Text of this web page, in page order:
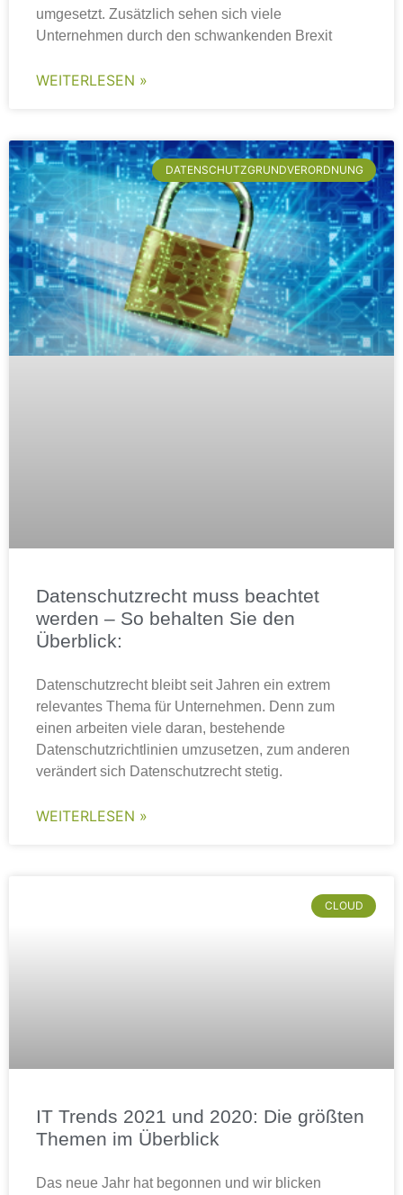
umgesetzt. Zusätzlich sehen sich viele
Unternehmen durch den schwankenden Brexit
WEITERLESEN »
DATENSCHUTZGRUNDVERORDNUNG
Datenschutzrecht muss beachtet
werden – So behalten Sie den
Überblick:
Datenschutzrecht bleibt seit Jahren ein extrem
relevantes Thema für Unternehmen. Denn zum
einen arbeiten viele daran, bestehende
Datenschutzrichtlinien umzusetzen, zum anderen
verändert sich Datenschutzrecht stetig.
WEITERLESEN »
CLOUD
IT Trends 2021 und 2020: Die größten
Themen im Überblick
Das neue Jahr hat begonnen und wir blicken